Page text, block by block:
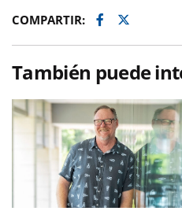
COMPARTIR: Facebook
Twitter
También puede